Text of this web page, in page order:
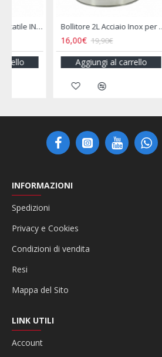
Bollitore 2L Acciaio Inox per Camper e Campeggio
19,90€
Aggiungi al carrello
INFORMAZIONI
Spedizioni
Privacy e Cookies
Condizioni di vendita
Resi
Mappa del Sito
LINK UTILI
Account